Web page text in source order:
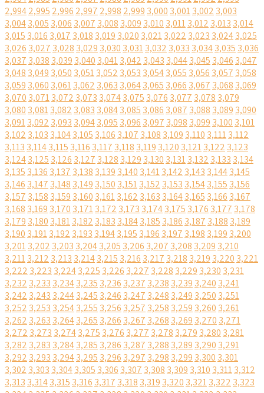
2,9942,995 2,996 2,997 2,998 2,999 3,000 3,0013,002 3,003
3,0043,005 3,006 3,007 3,008 3,009 3,010 3,0113,012 3,013 3,014
3,015 3,016 3,017 3,018 3,019 3,020 3,0213,022 3,023 3,0243,025
3,026 3,027 3,028 3,029 3,030 3,0313,032 3,033 3,0343,035 3,036
3,037 3,038 3,039 3,040 3,0413,042 3,043 3,0443,045 3,046 3,047
3,048 3,049 3,050 3,0513,052 3,053 3,0543,055 3,056 3,057 3,058
3,059 3,060 3,0613,062 3,063 3,0643,065 3,066 3,067 3,068 3,069
3,070 3,0713,072 3,073 3,0743,075 3,076 3,077 3,078 3,079
3,080 3,0813,082 3,083 3,0843,085 3,086 3,087 3,088 3,089 3,090
3,0913,092 3,093 3,0943,095 3,096 3,097 3,098 3,099 3,100 3,101
3,102 3,103 3,1043,105 3,106 3,107 3,108 3,109 3,110 3,1113,112
3,113 3,1143,115 3,116 3,117 3,118 3,119 3,120 3,1213,122 3,123
3,1243,125 3,126 3,127 3,128 3,129 3,130 3,1313,132 3,133 3,134
3,135 3,136 3,137 3,138 3,139 3,140 3,1413,142 3,143 3,1443,145
3,146 3,147 3,148 3,149 3,150 3,1513,152 3,153 3,1543,155 3,156
3,157 3,158 3,159 3,160 3,1613,162 3,163 3,1643,165 3,166 3,167
3,168 3,169 3,170 3,1713,172 3,173 3,1743,175 3,176 3,177 3,178
3,179 3,180 3,1813,182 3,183 3,1843,185 3,186 3,187 3,188 3,189
3,190 3,1913,192 3,193 3,1943,195 3,196 3,197 3,198 3,199 3,200
3,2013,202 3,203 3,2043,205 3,206 3,207 3,208 3,209 3,210
3,2113,212 3,213 3,2143,215 3,216 3,217 3,218 3,219 3,220 3,221
3,222 3,223 3,2243,225 3,226 3,227 3,228 3,229 3,230 3,231
3,232 3,233 3,2343,235 3,236 3,237 3,238 3,239 3,240 3,241
3,242 3,243 3,2443,245 3,246 3,247 3,248 3,249 3,250 3,251
3,252 3,253 3,2543,255 3,256 3,257 3,258 3,259 3,260 3,261
3,262 3,263 3,2643,265 3,266 3,267 3,268 3,269 3,270 3,271
3,272 3,273 3,2743,275 3,276 3,277 3,278 3,279 3,280 3,281
3,282 3,283 3,2843,285 3,286 3,287 3,288 3,289 3,290 3,291
3,292 3,293 3,2943,295 3,296 3,297 3,298 3,299 3,300 3,301
3,302 3,303 3,3043,305 3,306 3,307 3,308 3,309 3,310 3,3113,312
3,313 3,3143,315 3,316 3,317 3,318 3,319 3,320 3,3213,322 3,323